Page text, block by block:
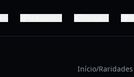
Início/Raridades